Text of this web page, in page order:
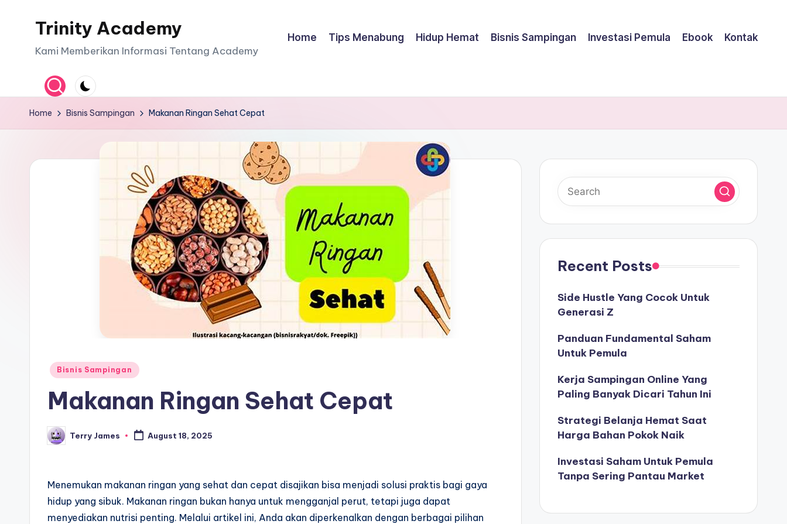
Trinity Academy
Kami Memberikan Informasi Tentang Academy
Home Tips Menabung Hidup Hemat Bisnis Sampingan Investasi Pemula Ebook Kontak
Home Bisnis Sampingan Makanan Ringan Sehat Cepat
Posted
Bisnis Sampingan
Makanan Ringan Sehat Cepat
Posted
by
Terry James August 18, 2025
Menemukan makanan ringan yang sehat dan cepat disajikan bisa menjadi solusi praktis bagi gaya
hidup yang sibuk. Makanan ringan bukan hanya untuk mengganjal perut, tetapi juga dapat
menyediakan nutrisi penting. Melalui artikel ini, Anda akan diperkenalkan dengan berbagai pilihan
Recent Posts
Side Hustle Yang Cocok Untuk
Generasi Z
Panduan Fundamental Saham
Untuk Pemula
Kerja Sampingan Online Yang
Paling Banyak Dicari Tahun Ini
Strategi Belanja Hemat Saat
Harga Bahan Pokok Naik
Investasi Saham Untuk Pemula
Tanpa Sering Pantau Market